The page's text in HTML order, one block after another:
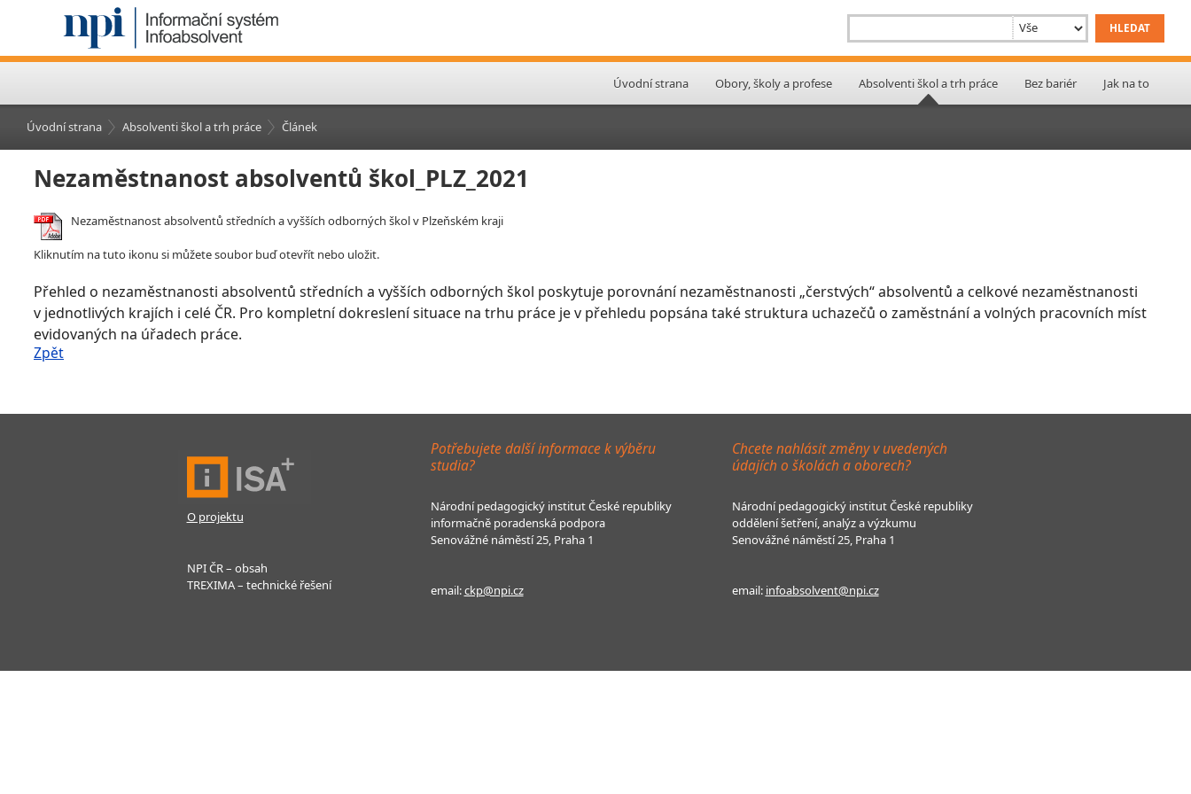
Úvodní strana Obory, školy a profese Absolventi škol a trh práce Bez bariér Jak na to
Úvodní strana Absolventi škol a trh práce Článek
Nezaměstnanost absolventů škol_PLZ_2021
Nezaměstnanost absolventů středních a vyšších odborných škol v Plzeňském kraji
Kliknutím na tuto ikonu si můžete soubor buď otevřít nebo uložit.
Přehled o nezaměstnanosti absolventů středních a vyšších odborných škol poskytuje porovnání nezaměstnanosti „čerstvých“ absolventů a celkové nezaměstnanosti
v jednotlivých krajích i celé ČR. Pro kompletní dokreslení situace na trhu práce je v přehledu popsána také struktura uchazečů o zaměstnání a volných pracovních míst
evidovaných na úřadech práce.
Zpět
O projektu
NPI ČR – obsah
TREXIMA – technické řešení
Potřebujete další informace k výběru
studia?
Národní pedagogický institut České republiky
informačně poradenská podpora
Senovážné náměstí 25, Praha 1
email:ckp@npi.cz
Chcete nahlásit změny v uvedených
údajích o školách a oborech?
Národní pedagogický institut České republiky
oddělení šetření, analýz a výzkumu
Senovážné náměstí 25, Praha 1
email: infoabsolvent@npi.cz